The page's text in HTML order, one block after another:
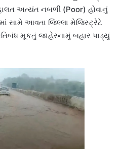
અત્યંત નબળી (Poor) હોવાનું
સામે આવતા જિલ્લા મેજિસ્ટ્રેટે
મૂકતું જાહેરનામું બહાર પાડ્યું